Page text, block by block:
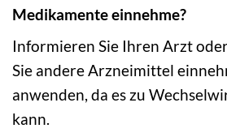
Medikamente einnehme?
Informieren Sie Ihren Arzt
Sie andere Arzneimittel
anwenden, da es zu
kann.